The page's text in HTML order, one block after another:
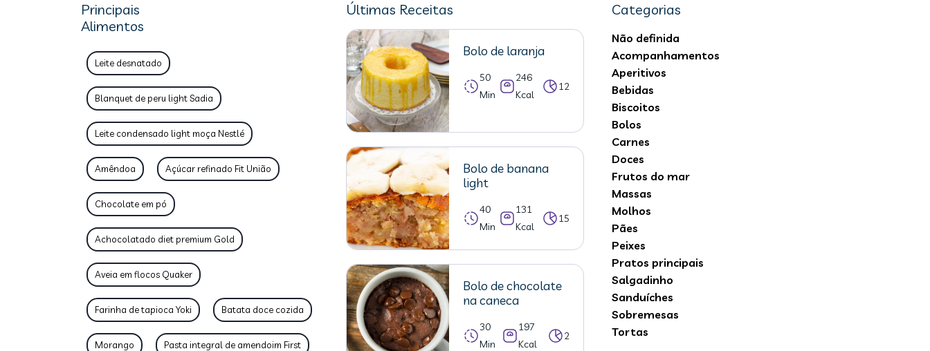
Principais
Alimentos
Leite desnatado
Blanquet de peru light Sadia
Leite condensado light moça Nestlé
Amêndoa Açúcar refinado Fit União
Chocolate em pó
Achocolatado diet premium Gold
Aveia em flocos Quaker
Farinha de tapioca Yoki Batata doce cozida
Morango Pasta integral de amendoim First
Últimas Receitas
Bolo de laranja
50
Min
246
Kcal
12
Bolo de banana
light
40
Min
131
Kcal
15
Bolo de chocolate
na caneca
30
Min
197
Kcal
2
Categorias
Não definida
Acompanhamentos
Aperitivos
Bebidas
Biscoitos
Bolos
Carnes
Doces
Frutos do mar
Massas
Molhos
Pães
Peixes
Pratos principais
Salgadinho
Sanduíches
Sobremesas
Tortas